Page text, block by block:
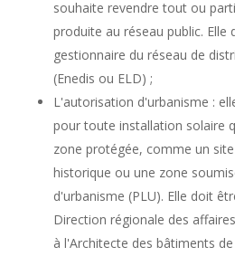
souhaite revendre tout ou
produite au réseau public. Elle
gestionnaire du réseau de
(Enedis ou ELD) ;
L'autorisation d'urbanisme :
pour toute installation solaire
zone protégée, comme un
historique ou une zone
d'urbanisme (PLU). Elle doit
Direction régionale des
à l'Architecte des bâtiments de